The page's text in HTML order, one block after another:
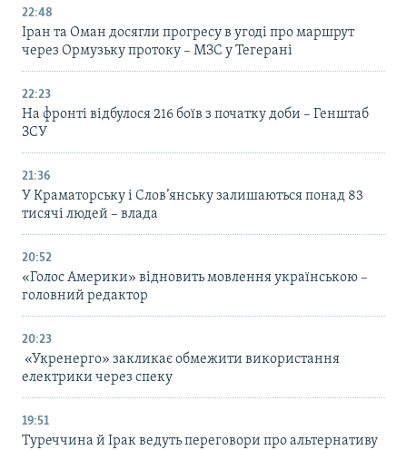
22:48
Іран та Оман досягли прогресу в угоді про маршрут
через Ормузьку протоку – МЗС у Тегерані
22:23
На фронті відбулося 216 боїв з початку доби – Генштаб
ЗСУ
21:36
У Краматорську і Слов’янську залишаються понад 83
тисячі людей – влада
20:52
«Голос Америки» відновить мовлення українською –
головний редактор
20:23
«Укренерго» закликає обмежити використання
електрики через спеку
19:51
Туреччина й Ірак ведуть переговори про альтернативу